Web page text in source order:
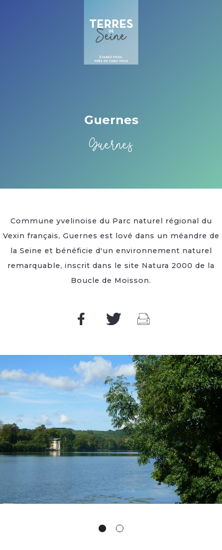
Guernes
Guernes
Commune yvelinoise du Parc naturel régional du
Vexin français, Guernes est lové dans un méandre de
la Seine et bénéficie d'un environnement naturel
remarquable, inscrit dans le site Natura 2000 de la
Boucle de Moisson.